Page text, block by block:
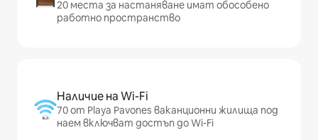
20 места за настаняване имат обособено
работно пространство
Наличие на Wi-Fi
70 от Playa Pavones ваканционни жилища под
наем включват достъп до Wi-Fi